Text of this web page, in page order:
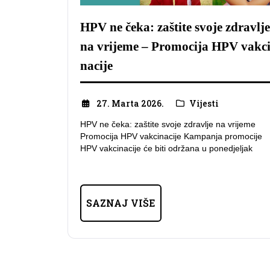
HPV ne čeka: zaštite svoje zdravlje
na vrijeme – Promocija HPV vakci
nacije
27. Marta 2026. Vijesti
HPV ne čeka: zaštite svoje zdravlje na vrijeme
Promocija HPV vakcinacije Kampanja promocije
HPV vakcinacije će biti održana u ponedjeljak
SAZNAJ VIŠE